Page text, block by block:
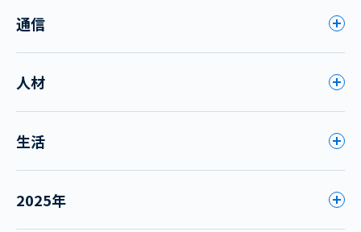
通信
人材
生活
2025年